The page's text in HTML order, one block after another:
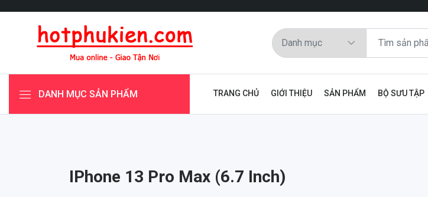
DANH MỤC SẢN PHẨM TRANG CHỦ GIỚI THIỆU SẢN PHẨM BỘ SƯU TẬP
IPhone 13 Pro Max (6.7 Inch)